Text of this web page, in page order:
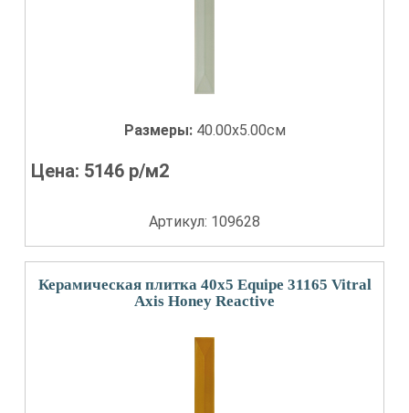
Размеры: 40.00x5.00см
Цена: 5146 р/м2
Артикул: 109628
Керамическая плитка 40x5 Equipe 31165 Vitral
Axis Honey Reactive